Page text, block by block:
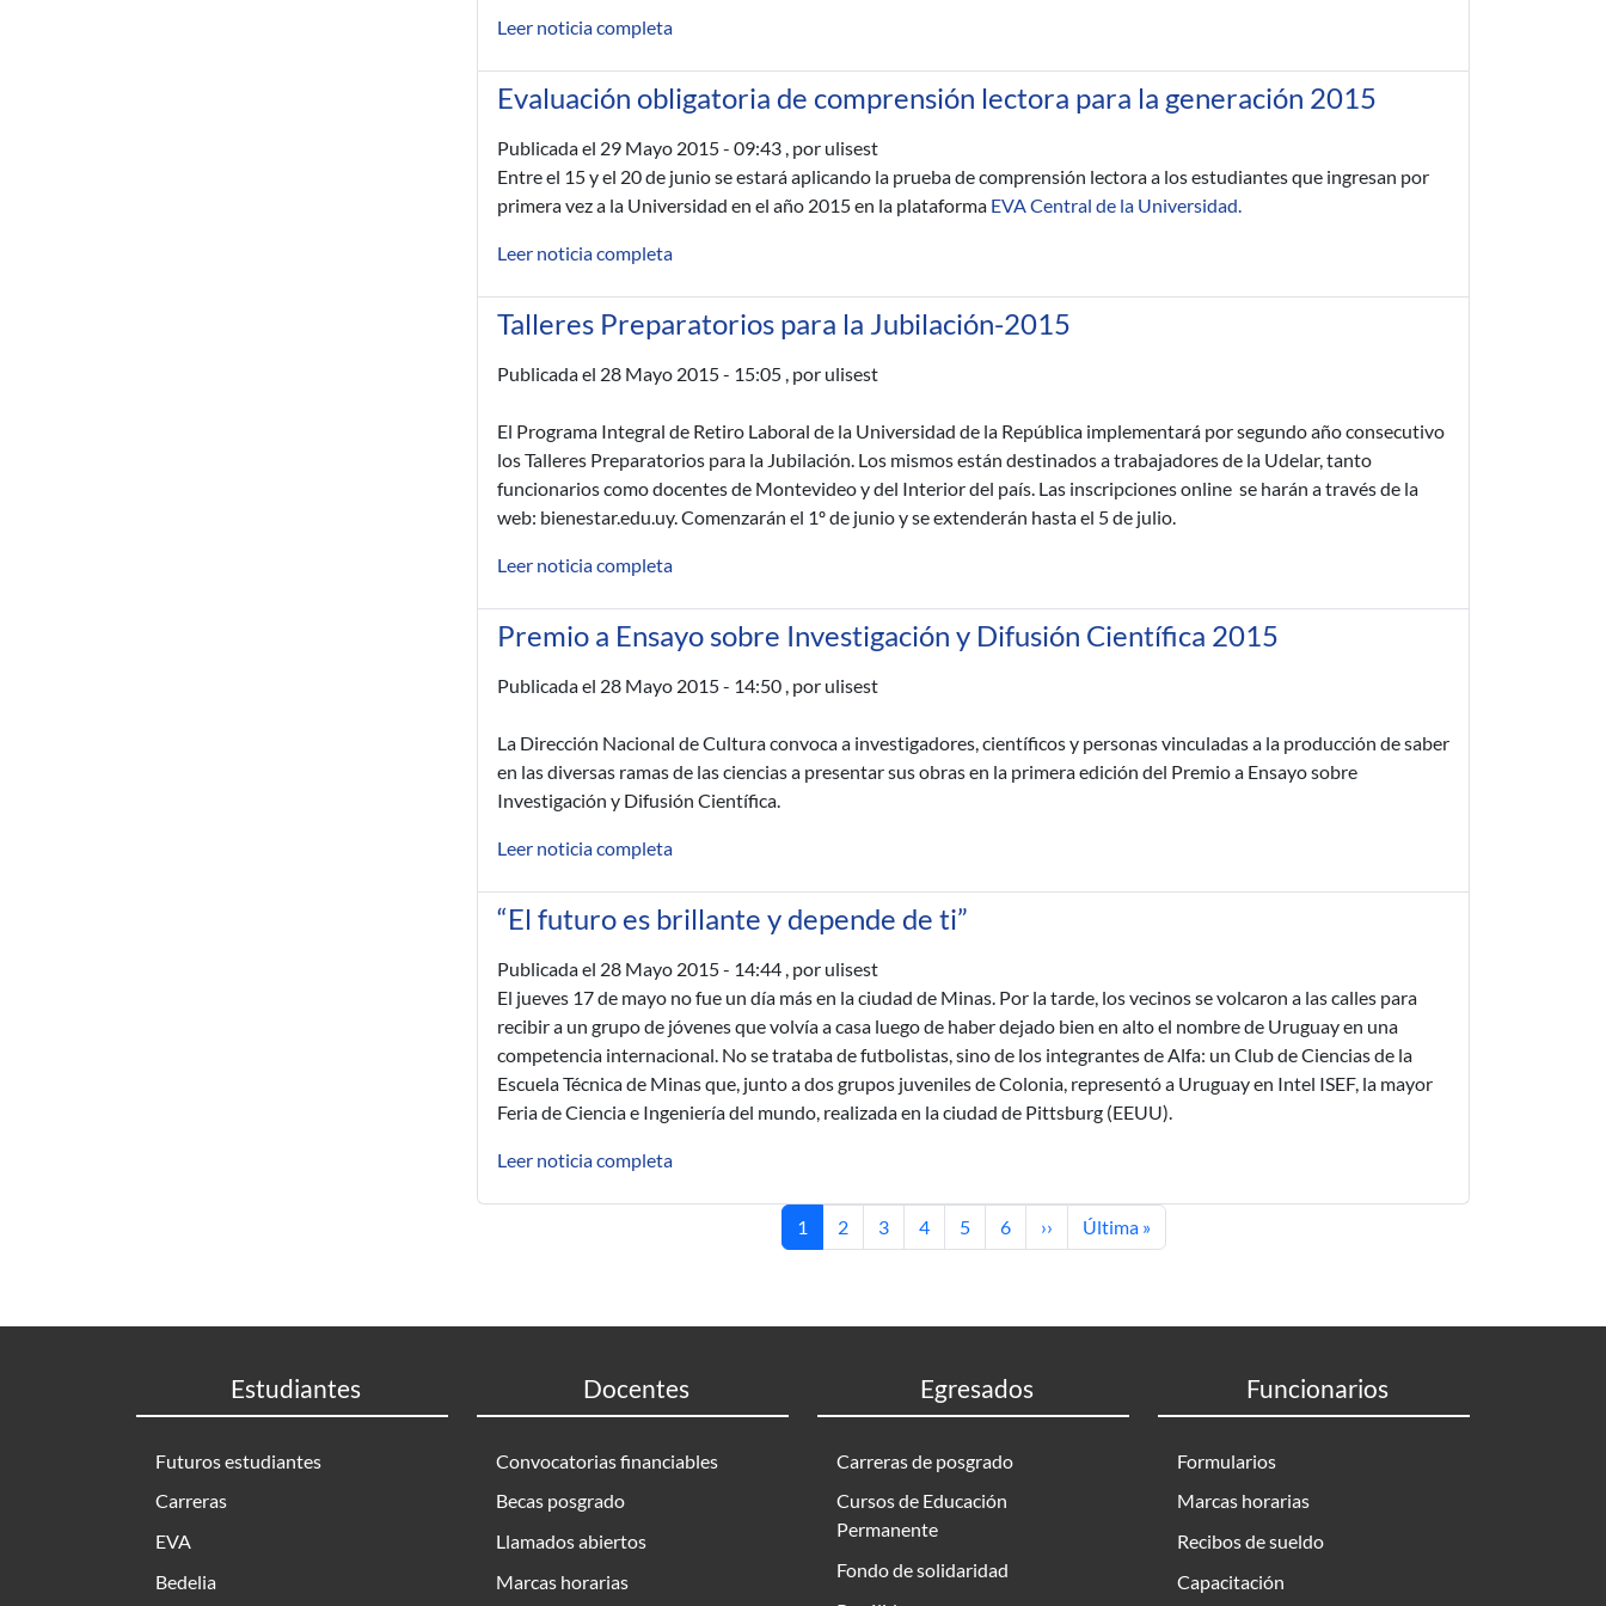
Leer noticia completa
Evaluación obligatoria de comprensión lectora para la generación 2015
Publicada el 29 Mayo 2015 - 09:43 , por ulisest
Entre el 15 y el 20 de junio se estará aplicando la prueba de comprensión lectora a los estudiantes que ingresan por
primera vez a la Universidad en el año 2015 en la plataforma EVA Central de la Universidad.
Leer noticia completa
Talleres Preparatorios para la Jubilación-2015
Publicada el 28 Mayo 2015 - 15:05 , por ulisest
El Programa Integral de Retiro Laboral de la Universidad de la República implementará por segundo año consecutivo
los Talleres Preparatorios para la Jubilación. Los mismos están destinados a trabajadores de la Udelar, tanto
funcionarios como docentes de Montevideo y del Interior del país. Las inscripciones online se harán a través de la
web: bienestar.edu.uy. Comenzarán el 1º de junio y se extenderán hasta el 5 de julio.
Leer noticia completa
Premio a Ensayo sobre Investigación y Difusión Científica 2015
Publicada el 28 Mayo 2015 - 14:50 , por ulisest
La Dirección Nacional de Cultura convoca a investigadores, científicos y personas vinculadas a la producción de saber
en las diversas ramas de las ciencias a presentar sus obras en la primera edición del Premio a Ensayo sobre
Investigación y Difusión Científica.
Leer noticia completa
“El futuro es brillante y depende de ti”
Publicada el 28 Mayo 2015 - 14:44 , por ulisest
El jueves 17 de mayo no fue un día más en la ciudad de Minas. Por la tarde, los vecinos se volcaron a las calles para
recibir a un grupo de jóvenes que volvía a casa luego de haber dejado bien en alto el nombre de Uruguay en una
competencia internacional. No se trataba de futbolistas, sino de los integrantes de Alfa: un Club de Ciencias de la
Escuela Técnica de Minas que, junto a dos grupos juveniles de Colonia, representó a Uruguay en Intel ISEF, la mayor
Feria de Ciencia e Ingeniería del mundo, realizada en la ciudad de Pittsburg (EEUU).
Leer noticia completa
Página actual
1 Página
2 Página
3 Página
4 Página
5 Página
6 Siguiente página
›› Última página
Última »
Estudiantes
Futuros estudiantes
Carreras
EVA
Bedelia
Docentes
Convocatorias financiables
Becas posgrado
Llamados abiertos
Marcas horarias
Egresados
Carreras de posgrado
Cursos de Educación
Permanente
Fondo de solidaridad
Funcionarios
Formularios
Marcas horarias
Recibos de sueldo
Capacitación